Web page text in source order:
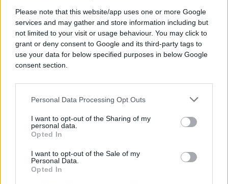
Please note that this website/app uses one or more Google
services and may gather and store information including but
not limited to your visit or usage behaviour. You may click to
grant or deny consent to Google and its third-party tags to
use your data for below specified purposes in below Google
consent section.
Personal Data Processing Opt Outs
I want to opt-out of the Sharing of my
personal data.
Opted In
I want to opt-out of the Sale of my
Personal Data.
Opted In
veterinari još nisu uspjeli obaviti uviđaj.
#tomislavgrad